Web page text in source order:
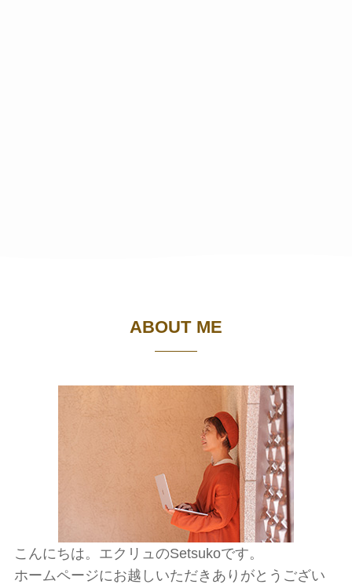
ABOUT ME
こんにちは。エクリュのSetsukoです。
ホームページにお越しいただきありがとうござい